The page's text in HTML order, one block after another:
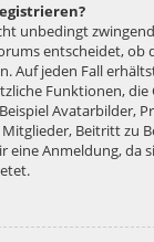
unbedingt
entscheidet, ob
Auf jeden Fall
Funktionen, die
Avatarbilder,
Beitritt zu
eine Anmeldung, da